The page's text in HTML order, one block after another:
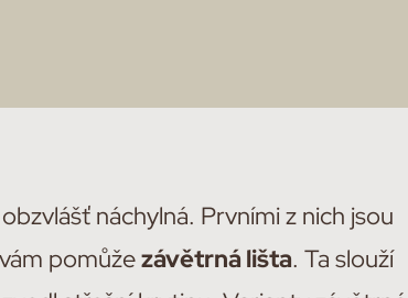
náchylná. Prvními z nich jsou
pomůžezávětrná lišta. Ta slouží